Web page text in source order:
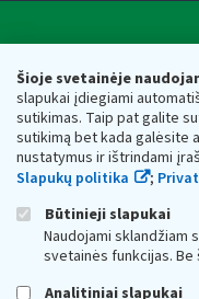
Šioje svetainėje
slapukai įdiegiami
sutikimas. Taip pat galite
sutikimą bet kada galėsite
nustatymus ir ištrindami
Slapukų politika
;
Būtinieji slapukai
Naudojami sklandžiam
svetainės funkcijas.
Analitiniai slapukai
Respublikos
Biudžetinė įstaiga.
adresas: Vasario 16-osios
vmi@vmi.lt, E. pristatymo
Duomenys apie
Respublikos finansų